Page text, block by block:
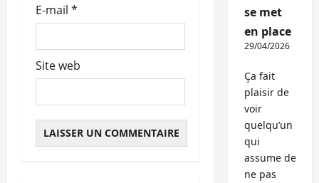
E-mail *
Site web
se met
en place
29/04/2026
Ça fait
plaisir de
voir
quelqu’un
qui
assume de
ne pas